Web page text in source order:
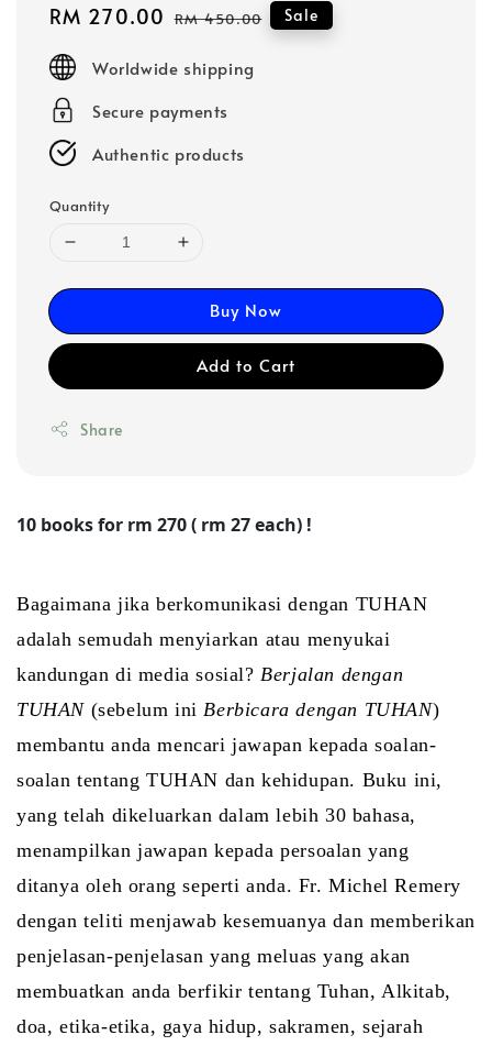
Sale
RM 270.00 Regular
RM 450.00 Sale
Worldwide shipping
Secure payments
Authentic products
Quantity
Buy Now
Add to Cart
Share
10 books for rm 270 ( rm 27 each) !
Bagaimana jika berkomunikasi dengan TUHAN
adalah semudah menyiarkan atau menyukai
kandungan di media sosial? Berjalan dengan
TUHAN (sebelum ini Berbicara dengan TUHAN)
membantu anda mencari jawapan kepada soalan-
soalan tentang TUHAN dan kehidupan. Buku ini,
yang telah dikeluarkan dalam lebih 30 bahasa,
menampilkan jawapan kepada persoalan yang
ditanya oleh orang seperti anda. Fr. Michel Remery
dengan teliti menjawab kesemuanya dan memberikan
penjelasan-penjelasan yang meluas yang akan
membuatkan anda berfikir tentang Tuhan, Alkitab,
doa, etika-etika, gaya hidup, sakramen, sejarah